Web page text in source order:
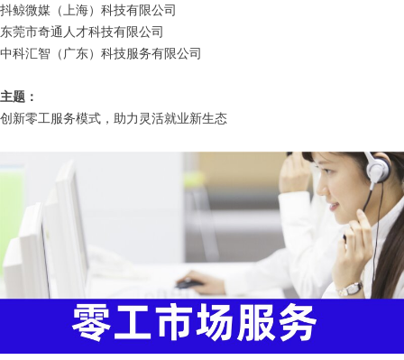
抖鲸微媒（上海）科技有限公司
东莞市奇通人才科技有限公司
中科汇智（广东）科技服务有限公司
主题：
创新零工服务模式，助力灵活就业新生态